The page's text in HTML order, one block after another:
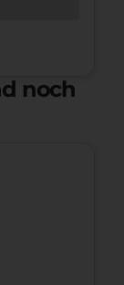
noch
(w/m/d)